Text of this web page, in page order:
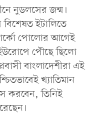
নুডলসের জন্ম।
ইটালিতে
পোলোর আগেই
পৌছে ছিলো
বাংলাদেশীরা এই
খ্যাতিমান
করবেন, তিনিই